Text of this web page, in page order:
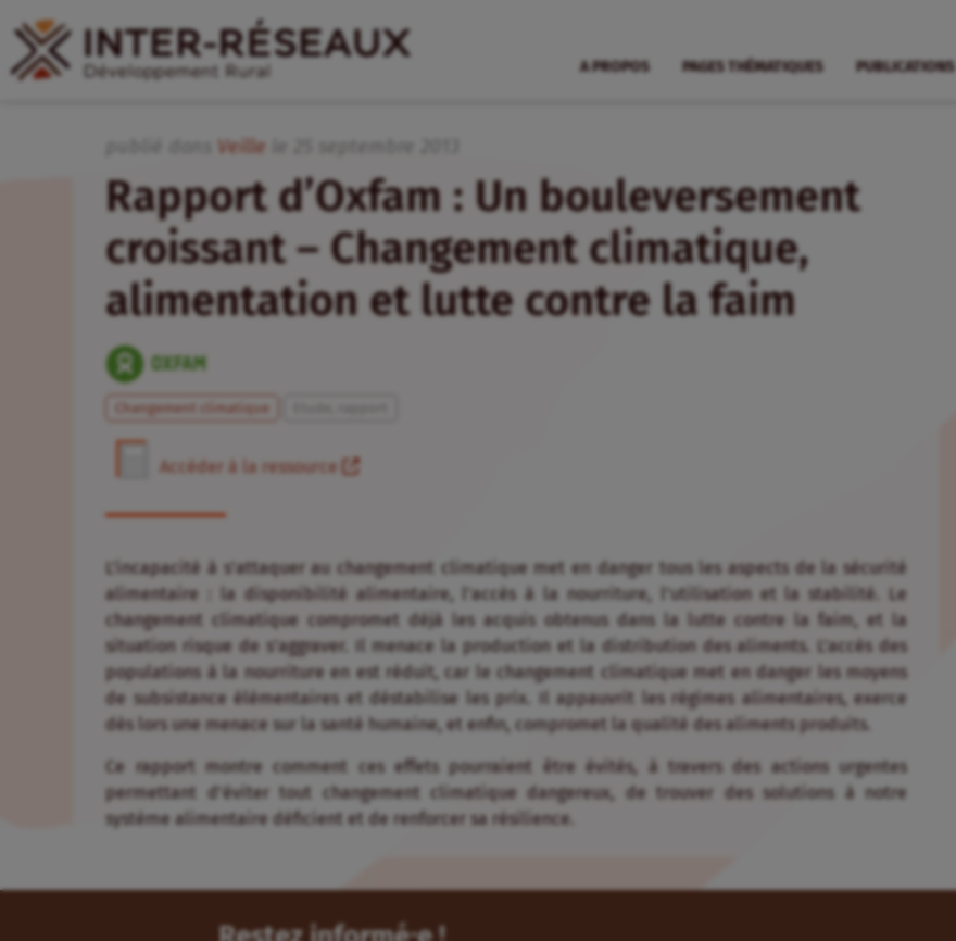
A PROPOS PAGES THÉMATIQUES PUBLICATIONS
Veille
Rapport d’Oxfam : Un bouleversement
croissant – Changement climatique,
alimentation et lutte contre la faim
Changement climatique
Accéder à la ressource
L’incapacité à s’attaquer au changement climatique met en danger tous les aspects de la sécurité
alimentaire : la disponibilité alimentaire, l’accès à la nourriture, l’utilisation et la stabilité. Le
changement climatique compromet déjà les acquis obtenus dans la lutte contre la faim, et la
situation risque de s’aggraver. Il menace la production et la distribution des aliments. L’accès des
populations à la nourriture en est réduit, car le changement climatique met en danger les moyens
de subsistance élémentaires et déstabilise les prix. Il appauvrit les régimes alimentaires, exerce
dès lors une menace sur la santé humaine, et enfin, compromet la qualité des aliments produits.
Ce rapport montre comment ces effets pourraient être évités, à travers des actions urgentes
permettant d’éviter tout changement climatique dangereux, de trouver des solutions à notre
système alimentaire déficient et de renforcer sa résilience.